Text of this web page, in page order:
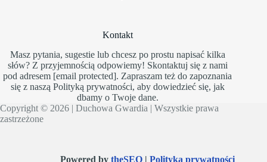
Kontakt
Masz pytania, sugestie lub chcesz po prostu napisać kilka
słów? Z przyjemnością odpowiemy! Skontaktuj się z nami
pod adresem [email protected]. Zapraszam też do zapoznania
się z naszą Polityką prywatności, aby dowiedzieć się, jak
dbamy o Twoje dane.
Copyright © 2026 | Duchowa Gwardia | Wszystkie prawa
zastrzeżone
Powered bytheSEO |Polityka prywatności